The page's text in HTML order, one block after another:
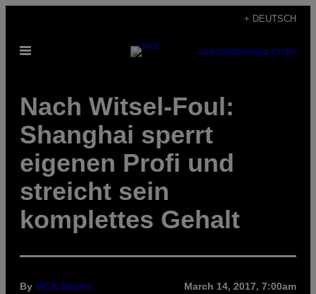
content
+ DEUTSCH
Open
SUBSCRIBENEWSLETTER
Nach Witsel-Foul:
Shanghai sperrt
eigenen Profi und
streicht sein
komplettes Gehalt
By VICE Sports March 14, 2017, 7:00am